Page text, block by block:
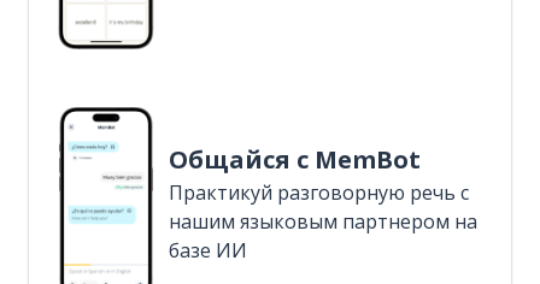
Общайся с MemBot
Практикуй разговорную речь с
нашим языковым партнером на
базе ИИ